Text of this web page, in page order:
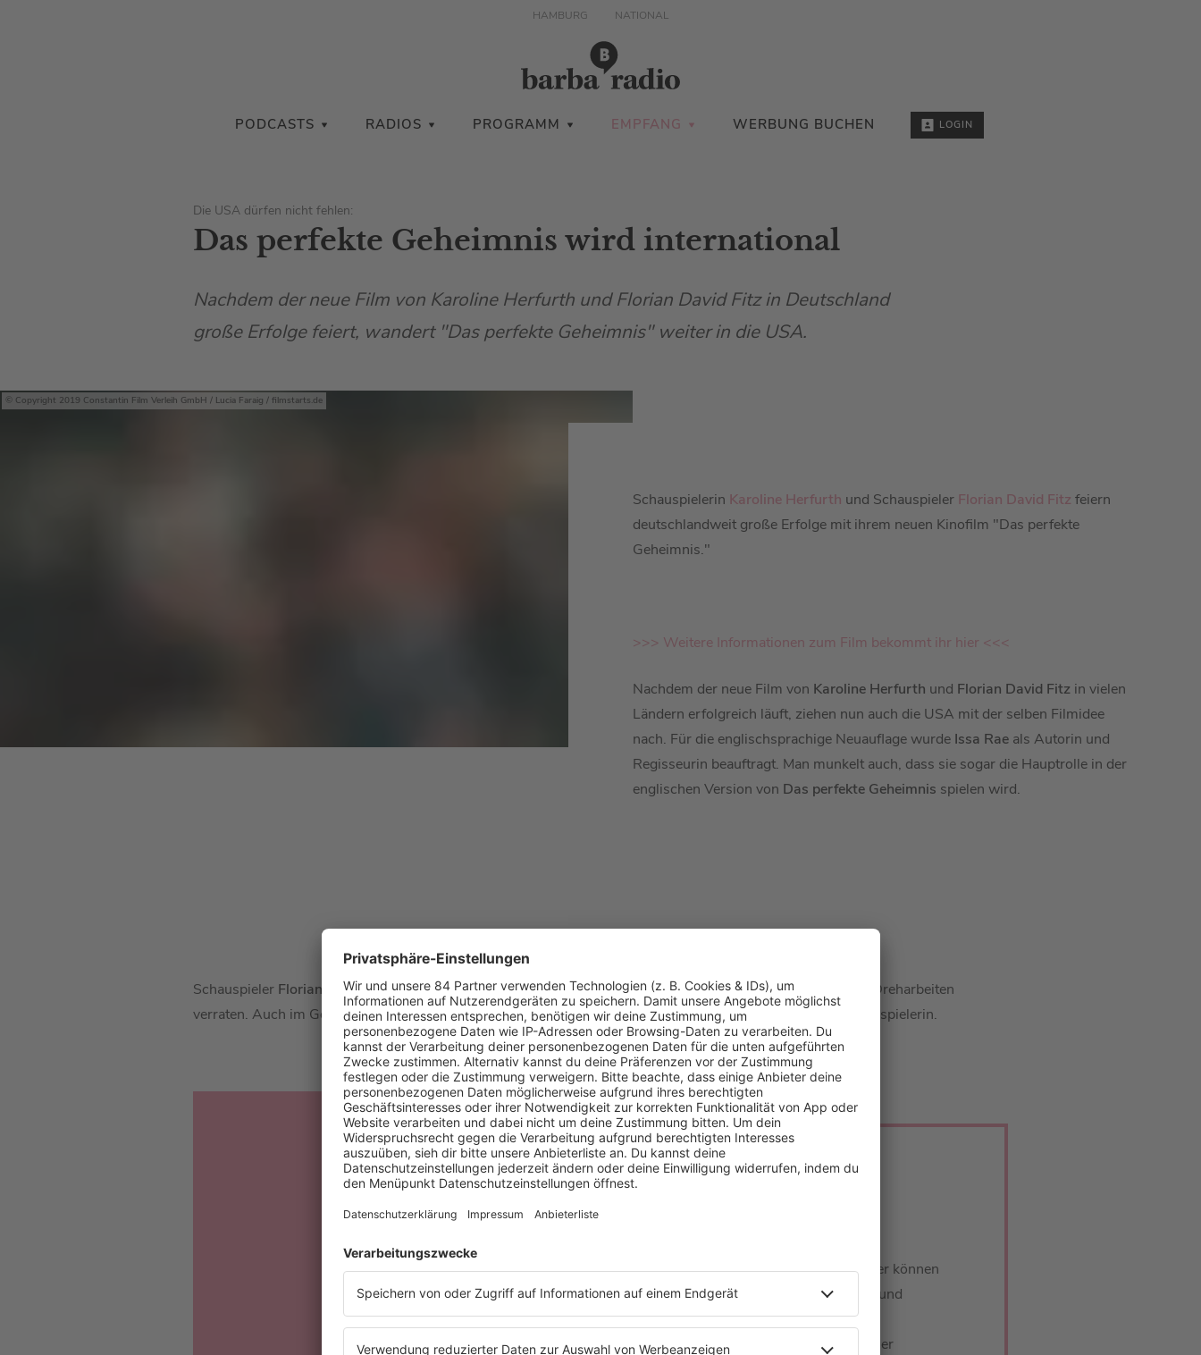
HAMBURG NATIONAL
PODCASTS RADIOS PROGRAMM EMPFANG WERBUNG BUCHEN LOGIN
Die USA dürfen nicht fehlen:
Das perfekte Geheimnis wird international
Nachdem der neue Film von Karoline Herfurth und Florian David Fitz in Deutschland
große Erfolge feiert, wandert "Das perfekte Geheimnis" weiter in die USA.
Copyright 2019 Constantin Film Verleih GmbH / Lucia Faraig / filmstarts.de
Schauspielerin Karoline Herfurth und Schauspieler Florian David Fitz feiern
deutschlandweit große Erfolge mit ihrem neuen Kinofilm "Das perfekte
Geheimnis."
>>> Weitere Informationen zum Film bekommt ihr hier <<<
Nachdem der neue Film von Karoline Herfurth und Florian David Fitz in vielen
Ländern erfolgreich läuft, ziehen nun auch die USA mit der selben Filmidee
nach. Für die englischsprachige Neuauflage wurde Issa Rae als Autorin und
Regisseurin beauftragt. Man munkelt auch, dass sie sogar die Hauptrolle in der
englischen Version von Das perfekte Geheimnis spielen wird.
Schauspieler Florian David Fitzhat im Gespräch mitBarbara Schönebergererste Details zu den damaligen Dreharbeiten
verraten. Auch im Gespräch mitKaroline Herfurtherfahren wir viele Einblicke in den Alltag der jungen Schauspielerin.
FLORIAN DAVID FITZ
Über Frauen- und Männerklos, was Amerikaner besser können
als wir und den neuen Film von Florian David Fitz. Er und
Barbara Schöneberger lassen kein Thema aus. Ein
Waffelplausch der besonderen Art! Viel Spaß bei dieser